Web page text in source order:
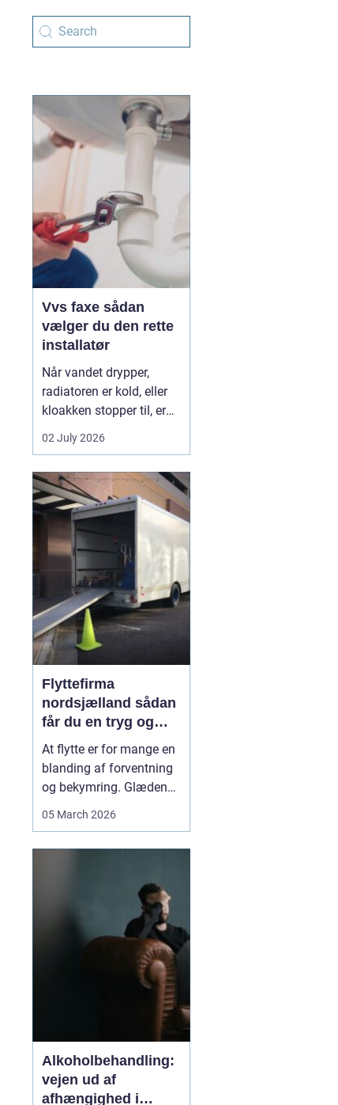
Vvs faxe sådan
vælger du den rette
installatør
Når vandet drypper,
radiatoren er kold, eller
kloakken stopper til, er
en dygtig VVS-installatør
ikke bare rar at have det
Faxe-området findes der
flere firmaer, der kan
hjælpe, men kvalitet,
responstid og rådgivning
varierer m...
02 July 2026
Flyttefirma
nordsjælland sådan
får du en tryg og
effektiv flytning
At flytte er for mange en
blanding af forventning
og bekymring. Glæden
ved et nyt hjem bliver
logistik, der skal gå op.
Flyttefirma Nordsjæ...
05 March 2026
Alkoholbehandling:
vejen ud af
afhængighed i